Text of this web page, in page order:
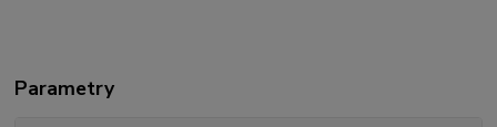
Parametry